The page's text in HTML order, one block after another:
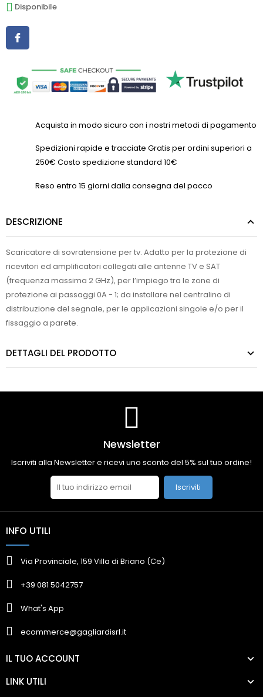
Disponibile
Acquista in modo sicuro con i nostri metodi di pagamento
Spedizioni rapide e tracciate Gratis per ordini superiori a
250€ Costo spedizione standard 10€
Reso entro 15 giorni dalla consegna del pacco
DESCRIZIONE
Scaricatore di sovratensione per tv. Adatto per la protezione di
ricevitori ed amplificatori collegati alle antenne TV e SAT
(frequenza massima 2 GHz), per l’impiego tra le zone di
protezione ai passaggi 0A - 1; da installare nel centralino di
distribuzione del segnale, per le applicazioni singole e/o per il
fissaggio a parete.
DETTAGLI DEL PRODOTTO
Newsletter
Iscriviti alla Newsletter e ricevi uno sconto del 5% sul tuo ordine!
Iscriviti
INFO UTILI
Via Provinciale, 159 Villa di Briano (Ce)
+39 081 5042757
What's App
ecommerce@gagliardisrl.it
IL TUO ACCOUNT
LINK UTILI